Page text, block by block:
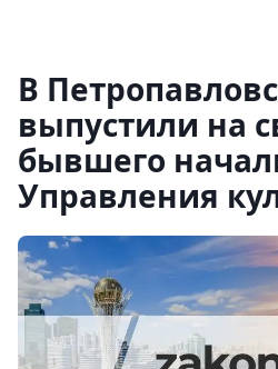
В
выпустили на
бывшего
Управления